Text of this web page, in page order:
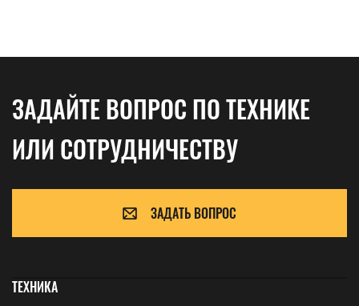
ЗАДАЙТЕ ВОПРОС ПО ТЕХНИКЕ
ИЛИ СОТРУДНИЧЕСТВУ
ЗАДАТЬ ВОПРОС
ТЕХНИКА